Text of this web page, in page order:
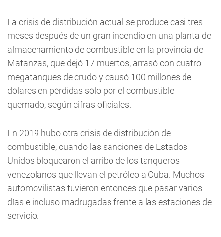
La crisis de distribución actual se produce casi tres
meses después de un gran incendio en una planta de
almacenamiento de combustible en la provincia de
Matanzas, que dejó 17 muertos, arrasó con cuatro
megatanques de crudo y causó 100 millones de
dólares en pérdidas sólo por el combustible
quemado, según cifras oficiales.
En 2019 hubo otra crisis de distribución de
combustible, cuando las sanciones de Estados
Unidos bloquearon el arribo de los tanqueros
venezolanos que llevan el petróleo a Cuba. Muchos
automovilistas tuvieron entonces que pasar varios
días e incluso madrugadas frente a las estaciones de
servicio.